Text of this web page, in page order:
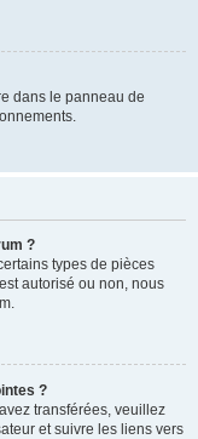
dans le panneau de
?
types de pièces
autorisé ou non, nous
?
transférées, veuillez
et suivre les liens vers